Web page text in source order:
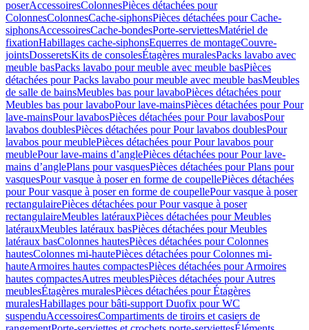
poserAccessoiresColonnesPièces détachées pour
ColonnesColonnesCache-siphonsPièces détachées pour Cache-
siphonsAccessoiresCache-bondesPorte-serviettesMatériel de
fixationHabillages cache-siphonsEquerres de montageCouvre-
jointsDosseretsKits de consolesÉtagères muralesPacks lavabo avec
meuble basPacks lavabo pour meuble avec meuble basPièces
détachées pour Packs lavabo pour meuble avec meuble basMeubles
de salle de bainsMeubles bas pour lavaboPièces détachées pour
Meubles bas pour lavaboPour lave-mainsPièces détachées pour Pour
lave-mainsPour lavabosPièces détachées pour Pour lavabosPour
lavabos doublesPièces détachées pour Pour lavabos doublesPour
lavabos pour meublePièces détachées pour Pour lavabos pour
meublePour lave-mains d’anglePièces détachées pour Pour lave-
mains d’anglePlans pour vasquesPièces détachées pour Plans pour
vasquesPour vasque à poser en forme de coupellePièces détachées
pour Pour vasque à poser en forme de coupellePour vasque à poser
rectangulairePièces détachées pour Pour vasque à poser
rectangulaireMeubles latérauxPièces détachées pour Meubles
latérauxMeubles latéraux basPièces détachées pour Meubles
latéraux basColonnes hautesPièces détachées pour Colonnes
hautesColonnes mi-hautePièces détachées pour Colonnes mi-
hauteArmoires hautes compactesPièces détachées pour Armoires
hautes compactesAutres meublesPièces détachées pour Autres
meublesÉtagères muralesPièces détachées pour Étagères
muralesHabillages pour bâti-support Duofix pour WC
suspenduAccessoiresCompartiments de tiroirs et casiers de